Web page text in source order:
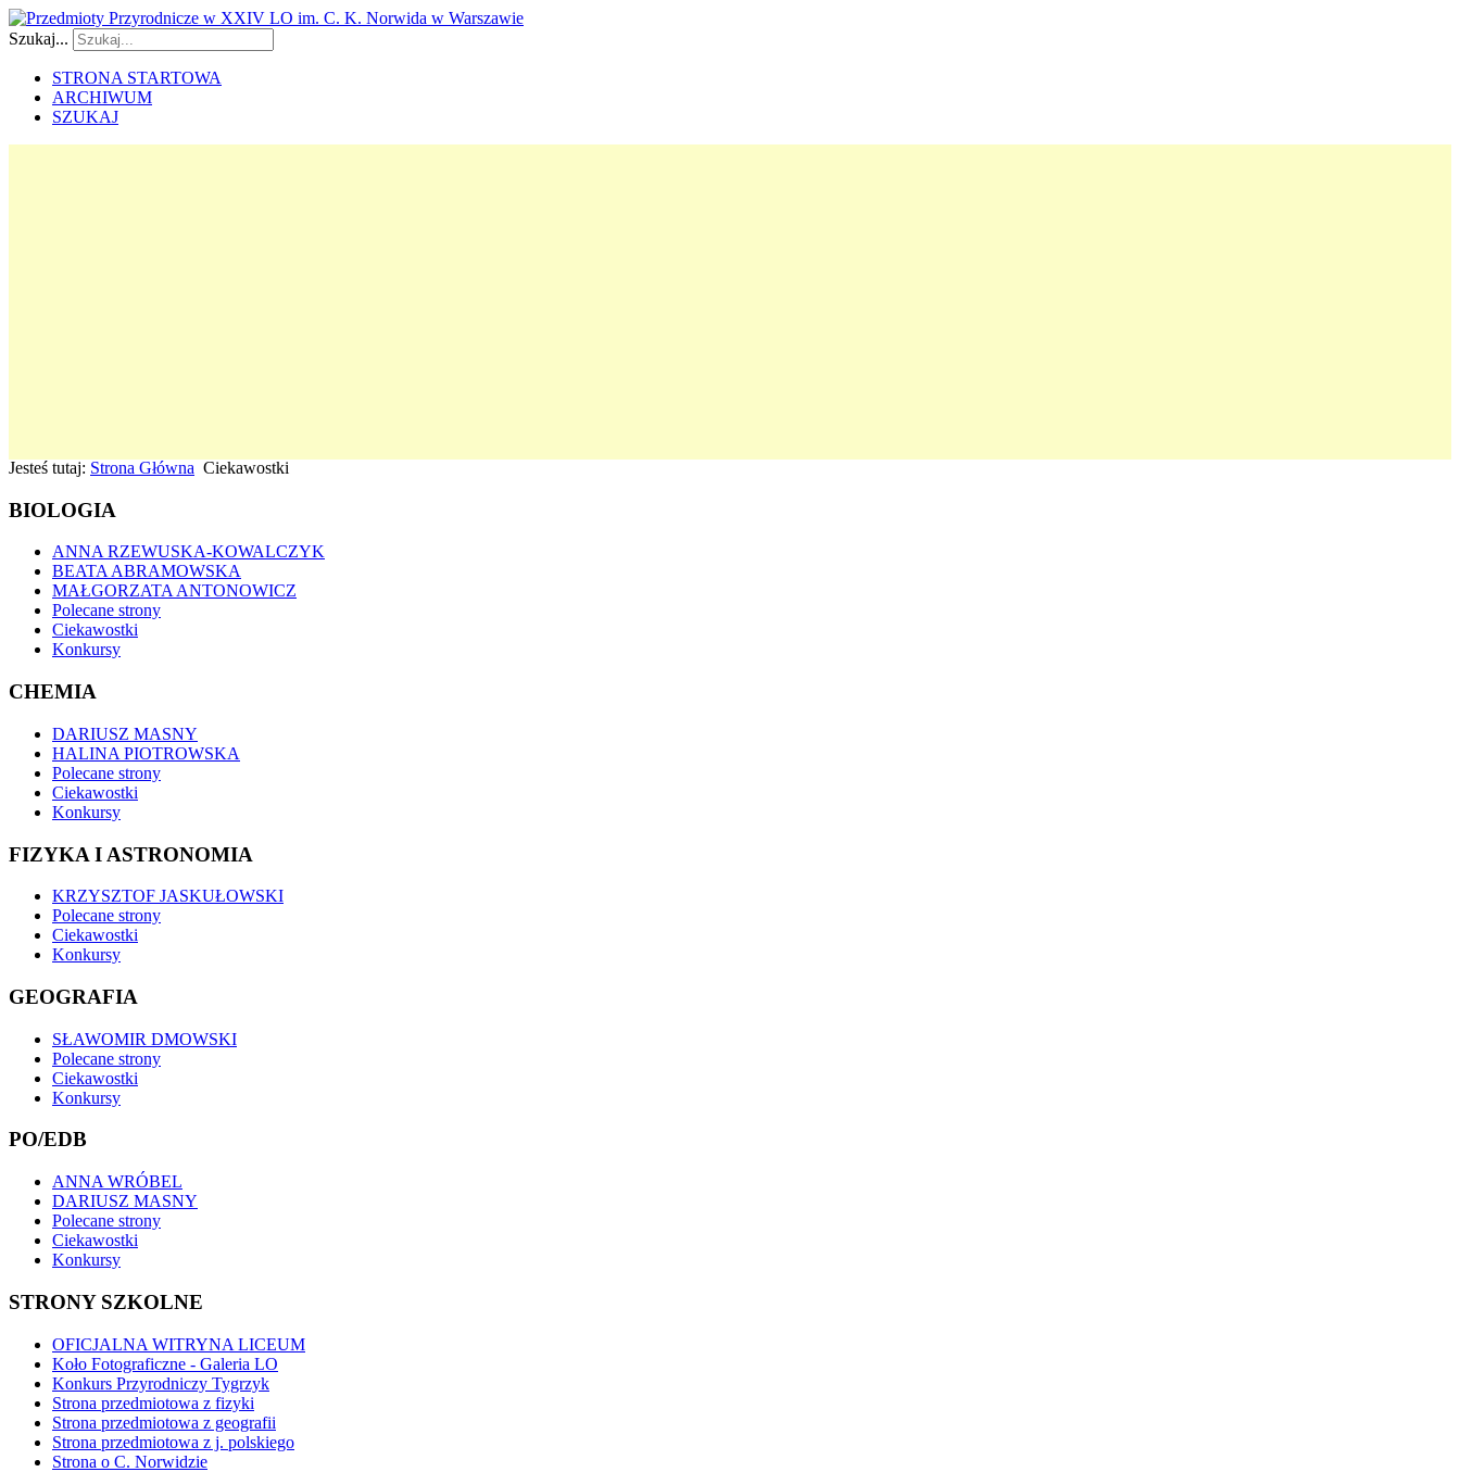
Szukaj...
STRONA STARTOWA
ARCHIWUM
SZUKAJ
Jesteś tutaj: Strona Główna Ciekawostki
BIOLOGIA
ANNA RZEWUSKA-KOWALCZYK
BEATA ABRAMOWSKA
MAŁGORZATA ANTONOWICZ
Polecane strony
Ciekawostki
Konkursy
CHEMIA
DARIUSZ MASNY
HALINA PIOTROWSKA
Polecane strony
Ciekawostki
Konkursy
FIZYKA I ASTRONOMIA
KRZYSZTOF JASKUŁOWSKI
Polecane strony
Ciekawostki
Konkursy
GEOGRAFIA
SŁAWOMIR DMOWSKI
Polecane strony
Ciekawostki
Konkursy
PO/EDB
ANNA WRÓBEL
DARIUSZ MASNY
Polecane strony
Ciekawostki
Konkursy
STRONY SZKOLNE
OFICJALNA WITRYNA LICEUM
Koło Fotograficzne - Galeria LO
Konkurs Przyrodniczy Tygrzyk
Strona przedmiotowa z fizyki
Strona przedmiotowa z geografii
Strona przedmiotowa z j. polskiego
Strona o C. Norwidzie